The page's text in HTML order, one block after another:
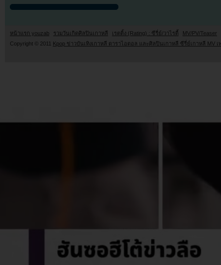
หน้าแรก youzab รวมวันเกิดศิลปินเกาหลี เรตติ้ง (Rating) : ซีรี่ย์/วาไรตี้
MV/PV/Teaser
Copyright © 2011
Kpop ข่าวบันเทิงเกาหลี ดาราไอดอล และศิลปินเกาหลี ซีรี่ย์เกาหลี MV